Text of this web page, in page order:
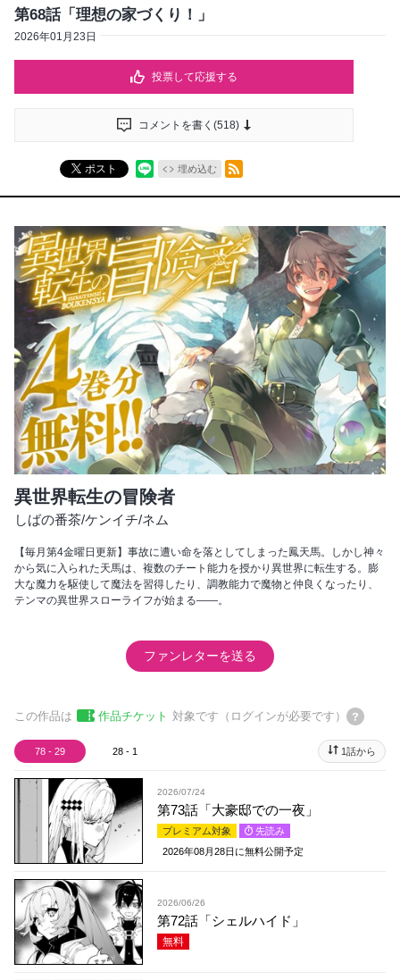
第68話「理想の家づくり！」
2026年01月23日
投票して応援する
コメントを書く(518)
ポスト 埋め込む
RSSフィード
異世界転生の冒険者
しばの番茶/ケンイチ/ネム
【毎月第4金曜日更新】事故に遭い命を落としてしまった鳳天馬。しかし神々
から気に入られた天馬は、複数のチート能力を授かり異世界に転生する。膨
大な魔力を駆使して魔法を習得したり、調教能力で魔物と仲良くなったり、
テンマの異世界スローライフが始まる――。
ファンレターを送る
この作品は 作品チケット 対象です（ログインが必要です）
78 - 29 28 - 1 1話から
2026/07/24
第73話「大豪邸での一夜」
プレミアム対象
先読み
2026年08月28日 に無料公開予定
2026/06/26
第72話「シェルハイド」
無料